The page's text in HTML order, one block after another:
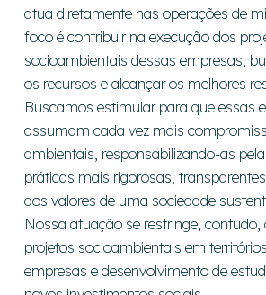
atua diretamente nas operações de
foco é contribuir na execução dos
socioambientais dessas empresas,
os recursos e alcançar os melhores
Buscamos estimular para que essas
assumam cada vez mais
ambientais, responsabilizando-as
práticas mais rigorosas,
aos valores de uma sociedade
Nossa atuação se restringe, contudo,
projetos socioambientais em
empresas e desenvolvimento de